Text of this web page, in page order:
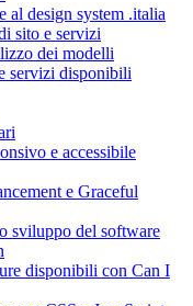
al design system .italia
sito e servizi
dei modelli
servizi disponibili
e accessibile
e Graceful
sviluppo del software
disponibili con Can I